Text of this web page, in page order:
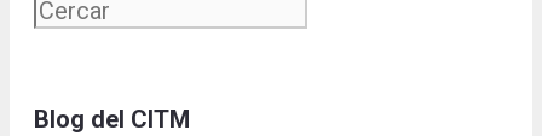
Blog del CITM